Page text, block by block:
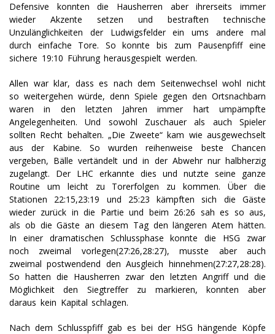
Defensive konnten die Hausherren aber ihrerseits immer
wieder Akzente setzen und bestraften technische
Unzulänglichkeiten der Ludwigsfelder ein ums andere mal
durch einfache Tore. So konnte bis zum Pausenpfiff eine
sichere 19:10 Führung herausgespielt werden.
Allen war klar, dass es nach dem Seitenwechsel wohl nicht
so weitergehen würde, denn Spiele gegen den Ortsnachbarn
waren in den letzten Jahren immer hart umpämpfte
Angelegenheiten. Und sowohl Zuschauer als auch Spieler
sollten Recht behalten. „Die Zweete“ kam wie ausgewechselt
aus der Kabine. So wurden reihenweise beste Chancen
vergeben, Bälle vertändelt und in der Abwehr nur halbherzig
zugelangt. Der LHC erkannte dies und nutzte seine ganze
Routine um leicht zu Torerfolgen zu kommen. Über die
Stationen 22:15,23:19 und 25:23 kämpften sich die Gäste
wieder zurück in die Partie und beim 26:26 sah es so aus,
als ob die Gäste an diesem Tag den längeren Atem hätten.
In einer dramatischen Schlussphase konnte die HSG zwar
noch zweimal vorlegen(27:26,28:27), musste aber auch
zweimal postwendend den Ausgleich hinnehmen(27:27,28:28).
So hatten die Hausherren zwar den letzten Angriff und die
Möglichkeit den Siegtreffer zu markieren, konnten aber
daraus kein Kapital schlagen.
Nach dem Schlusspfiff gab es bei der HSG hängende Köpfe